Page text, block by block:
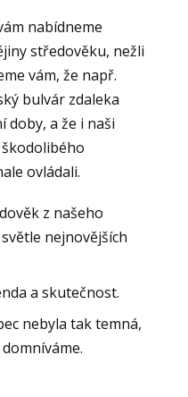
nabídneme
středověku, nežli
vám, že např.
bulvár zdaleka
doby, a že i naši
ovládali.
z našeho
nejnovějších
a skutečnost.
nebyla tak temná,